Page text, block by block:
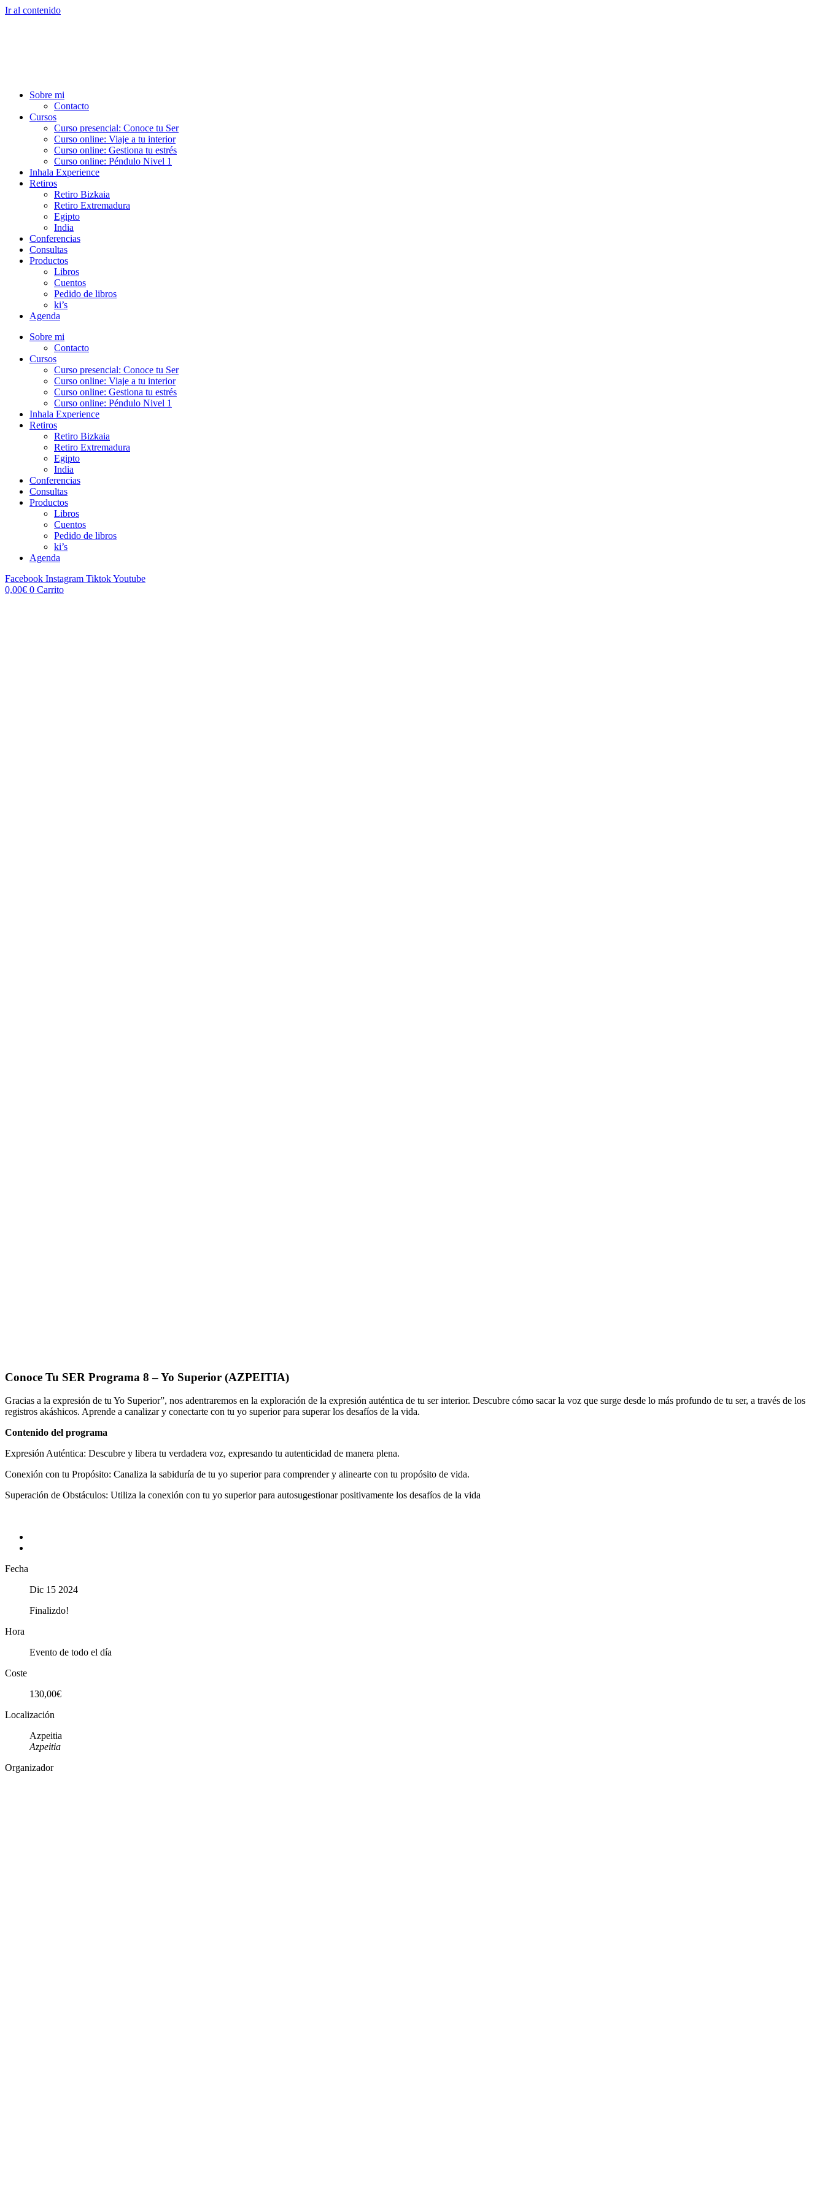
Ir al contenido
Sobre mi
Contacto
Cursos
Curso presencial: Conoce tu Ser
Curso online: Viaje a tu interior
Curso online: Gestiona tu estrés
Curso online: Péndulo Nivel 1
Inhala Experience
Retiros
Retiro Bizkaia
Retiro Extremadura
Egipto
India
Conferencias
Consultas
Productos
Libros
Cuentos
Pedido de libros
ki’s
Agenda
Sobre mi
Contacto
Cursos
Curso presencial: Conoce tu Ser
Curso online: Viaje a tu interior
Curso online: Gestiona tu estrés
Curso online: Péndulo Nivel 1
Inhala Experience
Retiros
Retiro Bizkaia
Retiro Extremadura
Egipto
India
Conferencias
Consultas
Productos
Libros
Cuentos
Pedido de libros
ki’s
Agenda
Facebook Instagram TiktokYoutube
0,00€ 0 Carrito
Conoce Tu SER Programa 8 – Yo Superior (AZPEITIA)
Gracias a la expresión de tu Yo Superior”, nos adentraremos en la exploración de la expresión auténtica de tu ser interior. Descubre cómo sacar la voz que surge desde lo más profundo de tu ser, a través de los
registros akáshicos. Aprende a canalizar y conectarte con tu yo superior para superar los desafíos de la vida.
Contenido del programa
Expresión Auténtica: Descubre y libera tu verdadera voz, expresando tu autenticidad de manera plena.
Conexión con tu Propósito: Canaliza la sabiduría de tu yo superior para comprender y alinearte con tu propósito de vida.
Superación de Obstáculos: Utiliza la conexión con tu yo superior para autosugestionar positivamente los desafíos de la vida
Fecha
Dic 15 2024
Finalizdo!
Hora
Evento de todo el día
Coste
130,00€
Localización
Azpeitia
Azpeitia
Organizador